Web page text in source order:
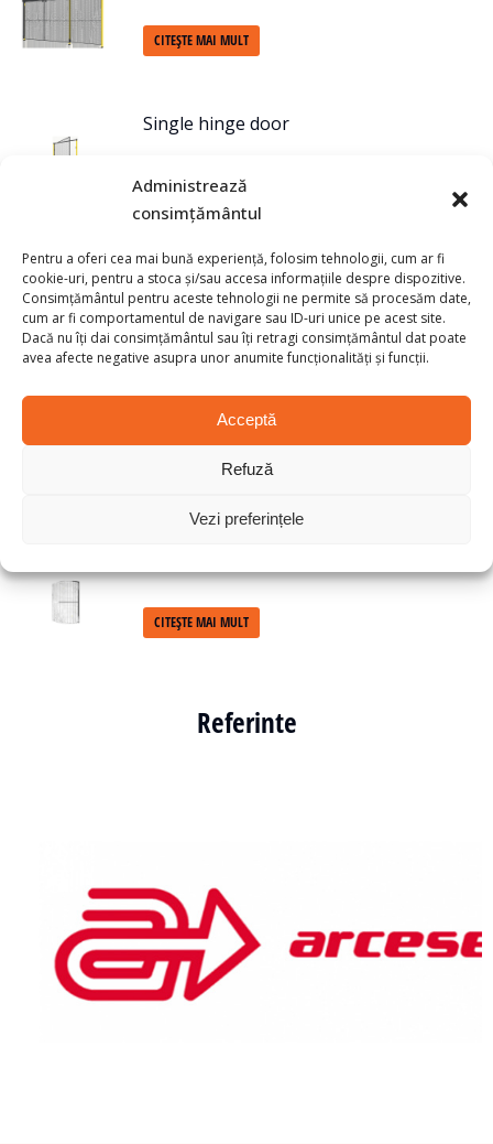
Administrează
consimțământul
Pentru a oferi cea mai bună experiență, folosim tehnologii, cum ar fi
cookie-uri, pentru a stoca și/sau accesa informațiile despre dispozitive.
Consimțământul pentru aceste tehnologii ne permite să procesăm date,
cum ar fi comportamentul de navigare sau ID-uri unice pe acest site.
Dacă nu îți dai consimțământul sau îți retragi consimțământul dat poate
avea afecte negative asupra unor anumite funcționalități și funcții.
Acceptă
Refuză
Vezi preferințele
CITEȘTE MAI MULT
Single hinge door
CITEȘTE MAI MULT
Posts - Posts prepared for push buttons
CITEȘTE MAI MULT
Panels Mesh panel Lite
CITEȘTE MAI MULT
CITEȘTE MAI MULT
Referinte